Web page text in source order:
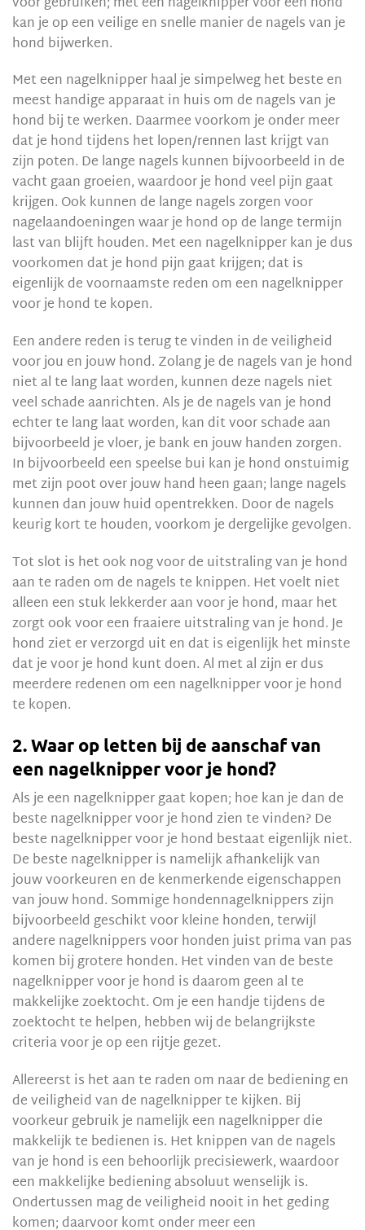
kan je op een veilige en snelle manier de nagels van je
hond bijwerken.
Met een nagelknipper haal je simpelweg het beste en
meest handige apparaat in huis om de nagels van je
hond bij te werken. Daarmee voorkom je onder meer
dat je hond tijdens het lopen/rennen last krijgt van
zijn poten. De lange nagels kunnen bijvoorbeeld in de
vacht gaan groeien, waardoor je hond veel pijn gaat
krijgen. Ook kunnen de lange nagels zorgen voor
nagelaandoeningen waar je hond op de lange termijn
last van blijft houden. Met een nagelknipper kan je dus
voorkomen dat je hond pijn gaat krijgen; dat is
eigenlijk de voornaamste reden om een nagelknipper
voor je hond te kopen.
Een andere reden is terug te vinden in de veiligheid
voor jou en jouw hond. Zolang je de nagels van je hond
niet al te lang laat worden, kunnen deze nagels niet
veel schade aanrichten. Als je de nagels van je hond
echter te lang laat worden, kan dit voor schade aan
bijvoorbeeld je vloer, je bank en jouw handen zorgen.
In bijvoorbeeld een speelse bui kan je hond onstuimig
met zijn poot over jouw hand heen gaan; lange nagels
kunnen dan jouw huid opentrekken. Door de nagels
keurig kort te houden, voorkom je dergelijke gevolgen.
Tot slot is het ook nog voor de uitstraling van je hond
aan te raden om de nagels te knippen. Het voelt niet
alleen een stuk lekkerder aan voor je hond, maar het
zorgt ook voor een fraaiere uitstraling van je hond. Je
hond ziet er verzorgd uit en dat is eigenlijk het minste
dat je voor je hond kunt doen. Al met al zijn er dus
meerdere redenen om een nagelknipper voor je hond
te kopen.
2. Waar op letten bij de aanschaf van
een nagelknipper voor je hond?
Als je een nagelknipper gaat kopen; hoe kan je dan de
beste nagelknipper voor je hond zien te vinden? De
beste nagelknipper voor je hond bestaat eigenlijk niet.
De beste nagelknipper is namelijk afhankelijk van
jouw voorkeuren en de kenmerkende eigenschappen
van jouw hond. Sommige hondennagelknippers zijn
bijvoorbeeld geschikt voor kleine honden, terwijl
andere nagelknippers voor honden juist prima van pas
komen bij grotere honden. Het vinden van de beste
nagelknipper voor je hond is daarom geen al te
makkelijke zoektocht. Om je een handje tijdens de
zoektocht te helpen, hebben wij de belangrijkste
criteria voor je op een rijtje gezet.
Allereerst is het aan te raden om naar de bediening en
de veiligheid van de nagelknipper te kijken. Bij
voorkeur gebruik je namelijk een nagelknipper die
makkelijk te bedienen is. Het knippen van de nagels
van je hond is een behoorlijk precisiewerk, waardoor
een makkelijke bediening absoluut wenselijk is.
Ondertussen mag de veiligheid nooit in het geding
komen; daarvoor komt onder meer een